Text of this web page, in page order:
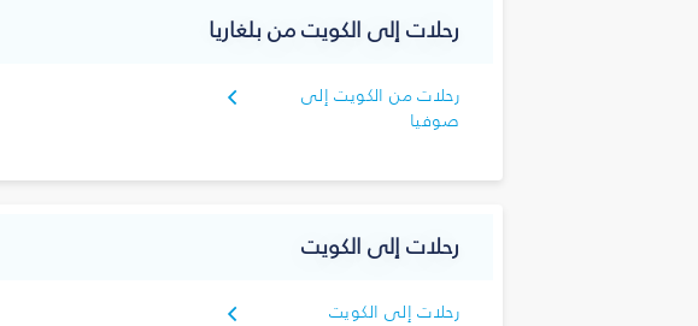
رحلات إلى الكويت من بلغاريا
رحلات من الكويت إلى
صوفيا
رحلات إلى الكويت
رحلات إلى الكويت